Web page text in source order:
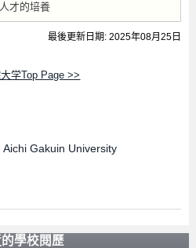
才的培養
最後更新日期: 2025年08月25日
学Top Page >>
Aichi Gakuin University
學校閱歷